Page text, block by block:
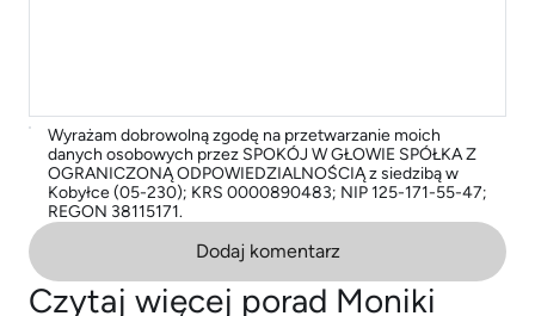
Wyrażam dobrowolną zgodę na przetwarzanie moich
danych osobowych przez SPOKÓJ W GŁOWIE SPÓŁKA Z
OGRANICZONĄ ODPOWIEDZIALNOŚCIĄ z siedzibą w
Kobyłce (05-230); KRS 0000890483; NIP 125-171-55-47;
REGON 38115171.
Dodaj komentarz
Czytaj więcej porad Moniki